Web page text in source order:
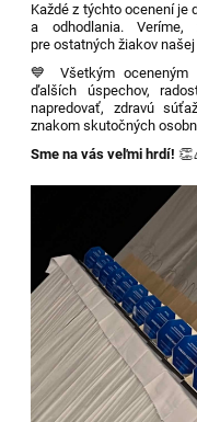
Každé z týchto ocenení je
a odhodlania.
pre ostatných žiakov
💙 Všetkým oceneným
ďalších úspechov,
napredovať, zdravú
znakom skutočných
Sme na vás veľmi hrdí!